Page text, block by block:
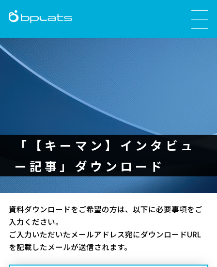
「【キーマン】インタビュ
ー記事」ダウンロード
資料ダウンロードをご希望の方は、以下に必要事項をご
入力ください。
ご入力いただいたメールアドレス宛にダウンロードURL
を記載したメールが送信されます。